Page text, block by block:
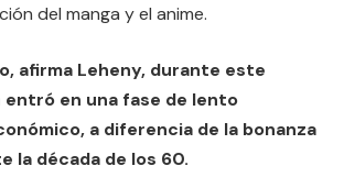
del manga y el anime.
afirma Leheny, durante este
entró en una fase de lento
a diferencia de la bonanza
la década de los 60.